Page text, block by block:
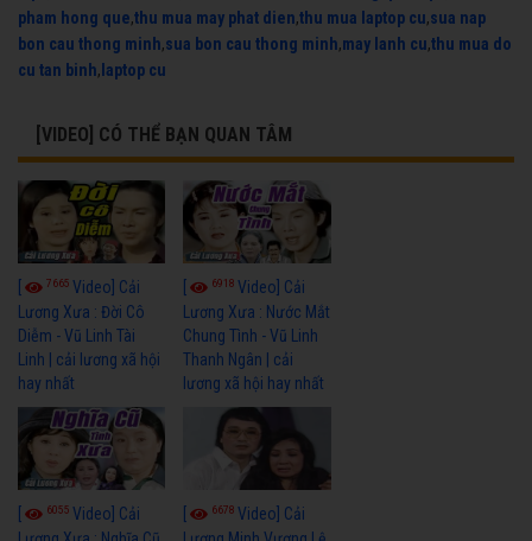
pham hong que,thu mua may phat dien,thu mua laptop cu,sua nap
bon cau thong minh,sua bon cau thong minh,may lanh cu,thu mua do
cu tan binh, laptop cu
[VIDEO] CÓ THỂ BẠN QUAN TÂM
7665 Video] Cải
Lương Xưa : Đời Cô
Diễm - Vũ Linh Tài
Linh | cải lương xã hội
hay nhất
6918Video] Cải
Lương Xưa : Nước Mắt
Chung Tình - Vũ Linh
Thanh Ngân | cải
lương xã hội hay nhất
6055 Video] Cải
6678Video] Cải